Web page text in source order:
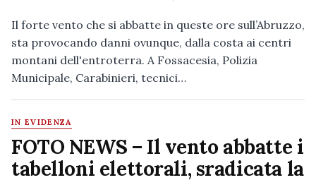
Il forte vento che si abbatte in queste ore sull’Abruzzo,
sta provocando danni ovunque, dalla costa ai centri
montani dell'entroterra. A Fossacesia, Polizia
Municipale, Carabinieri, tecnici…
IN EVIDENZA
FOTO NEWS – Il vento abbatte i
tabelloni elettorali, sradicata la